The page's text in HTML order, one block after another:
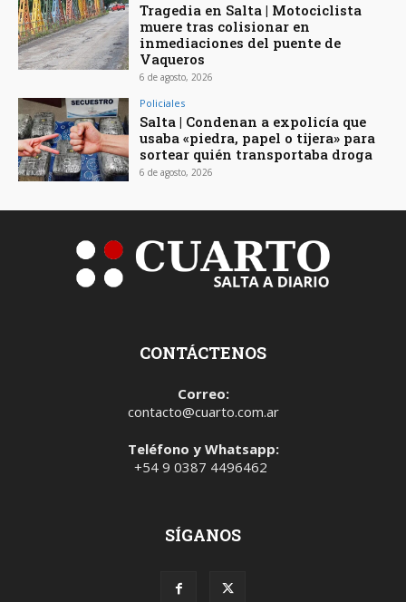
Tragedia en Salta | Motociclista
muere tras colisionar en
inmediaciones del puente de
Vaqueros
6 de agosto, 2026
Policiales
Salta | Condenan a expolicía que
usaba «piedra, papel o tijera» para
sortear quién transportaba droga
6 de agosto, 2026
CONTÁCTENOS
Correo:
contacto@cuarto.com.ar
Teléfono y Whatsapp:
+54 9 0387 4496462
SÍGANOS